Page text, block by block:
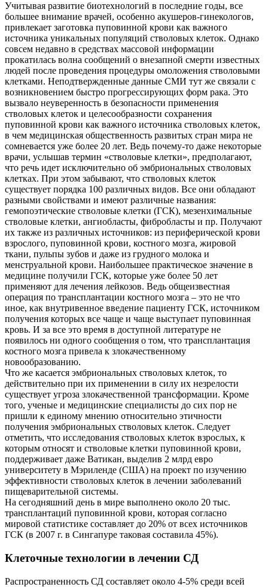
Учитывая развитие биотехнологий в последние годы, все
большее внимание врачей, особенно акушеров-гинекологов,
привлекает заготовка пуповинной крови как важного
источника уникальных популяций стволовых клеток. Однако
совсем недавно в средствах массовой информации
прокатилась волна сообщений о внезапной смерти известных
людей после проведения процедуры омоложения стволовыми
клетками. Неподтвержденные данные СМИ тут же связали с
возникновением быстро прогрессирующих форм рака. Это
вызвало неуверенность в безопасности применения
стволовых клеток и целесообразности сохранения
пуповинной крови как важного источника стволовых клеток,
в чем медицинская общественность развитых стран мира не
сомневается уже более 20 лет. Ведь почему-то даже некоторые
врачи, услышав термин «стволовые клетки», предполагают,
что речь идет исключительно об эмбриональных стволовых
клетках. При этом забывают, что стволовых клеток
существует порядка 100 различных видов. Все они обладают
разными свойствами и имеют различные названия:
гемопоэтические стволовые клетки (ГСК), мезенхимальные
стволовые клетки, ангиобласты, фибробласты и пр. Получают
их также из различных источников: из периферической крови
взрослого, пуповинной крови, костного мозга, жировой
ткани, пульпы зубов и даже из грудного молока и
менструальной крови. Наибольшее практическое значение в
медицине получили ГСК, которые уже более 50 лет
применяют для лечения лейкозов. Ведь общеизвестная
операция по трансплантации костного мозга – это не что
иное, как внутривенное введение пациенту ГСК, источником
получения которых все чаще и чаще выступает пуповинная
кровь. И за все это время в доступной литературе не
появилось ни одного сообщения о том, что трансплантация
костного мозга привела к злокачественному
новообразованию.
Что же касается эмбриональных стволовых клеток, то
действительно при их применении в силу их незрелости
существует угроза злокачественной трансформации. Кроме
того, ученые и медицинские специалисты до сих пор не
пришли к единому мнению относительно этичности
получения эмбриональных стволовых клеток. Следует
отметить, что исследования стволовых клеток взрослых, к
которым относят и стволовые клетки пуповинной крови,
поддерживает даже Ватикан, выделив 2 млрд евро
университету в Мэриленде (США) на проект по изучению
эффективности стволовых клеток в лечении заболеваний
пищеварительной системы.
На сегодняшний день в мире выполнено около 20 тыс.
трансплантаций пуповинной крови, которая согласно
мировой статистике составляет до 20% от всех источников
ГСК (в 2007 г. в Сингапуре таковая составила 45%).
Клеточные технологии в лечении СД
Распространенность СД составляет около 4-5% среди всей